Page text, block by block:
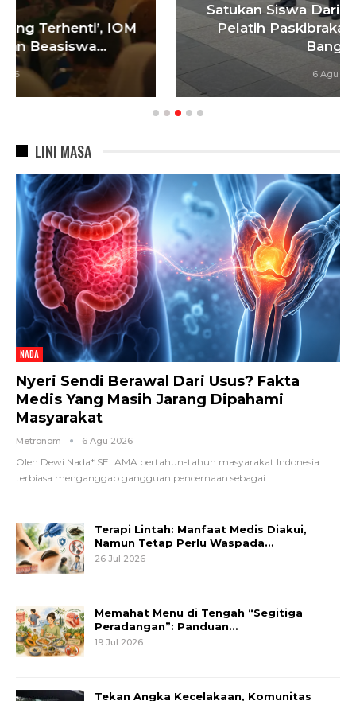
Satukan Siswa Dari Berbagai Sekolah,
Pelatih Paskibraka Bandung Fokus
Bangun…
6 Agu 2026
LINI MASA
NADA
Nyeri Sendi Berawal Dari Usus? Fakta
Medis Yang Masih Jarang Dipahami
Masyarakat
Metronom 6 Agu 2026
Oleh Dewi Nada* SELAMA bertahun-tahun masyarakat Indonesia
terbiasa menganggap gangguan pencernaan sebagai…
Terapi Lintah: Manfaat Medis Diakui,
Namun Tetap Perlu Waspada…
26 Jul 2026
Memahat Menu di Tengah “Segitiga
Peradangan”: Panduan…
19 Jul 2026
Tekan Angka Kecelakaan, Komunitas